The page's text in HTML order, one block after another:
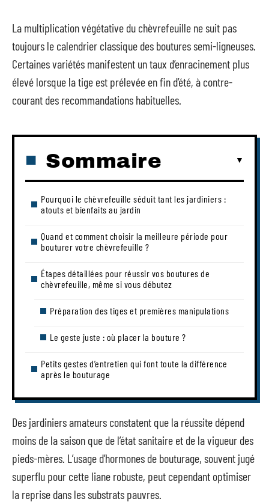
La multiplication végétative du chèvrefeuille ne suit pas
toujours le calendrier classique des boutures semi-ligneuses.
Certaines variétés manifestent un taux d’enracinement plus
élevé lorsque la tige est prélevée en fin d’été, à contre-
courant des recommandations habituelles.
Sommaire
Pourquoi le chèvrefeuille séduit tant les jardiniers :
atouts et bienfaits au jardin
Quand et comment choisir la meilleure période pour
bouturer votre chèvrefeuille ?
Étapes détaillées pour réussir vos boutures de
chèvrefeuille, même si vous débutez
Préparation des tiges et premières manipulations
Le geste juste : où placer la bouture ?
Petits gestes d’entretien qui font toute la différence
après le bouturage
Des jardiniers amateurs constatent que la réussite dépend
moins de la saison que de l’état sanitaire et de la vigueur des
pieds-mères. L’usage d’hormones de bouturage, souvent jugé
superflu pour cette liane robuste, peut cependant optimiser
la reprise dans les substrats pauvres.